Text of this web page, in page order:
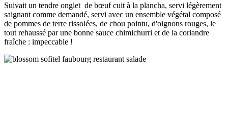
Suivait un tendre onglet de bœuf cuit à la plancha, servi légèrement
saignant comme demandé, servi avec un ensemble végétal composé
de pommes de terre rissolées, de chou pointu, d'oignons rouges, le
tout rehaussé par une bonne sauce chimichurri et de la coriandre
fraîche : impeccable !